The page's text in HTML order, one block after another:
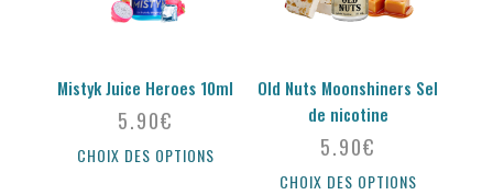
Mistyk Juice Heroes 10ml
5.90€
CHOIX DES OPTIONS
Old Nuts Moonshiners Sel
de nicotine
5.90€
CHOIX DES OPTIONS